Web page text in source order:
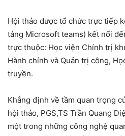
Hội thảo được tổ chức trực tiếp
tảng Microsoft teams) kết nối
trực thuộc: Học viện Chính trị
Hành chính và Quản trị công,
truyền.
Khẳng định về tầm quan trọng
hội thảo, PGS,TS Trần Quang
một trong những công nghệ